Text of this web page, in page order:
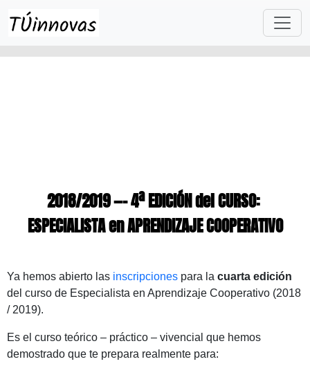
2018/2019 —– 4ª EDICIÓN del CURSO:
ESPECIALISTA en APRENDIZAJE COOPERATIVO
Ya hemos abierto las inscripciones para la cuarta edición
del curso de Especialista en Aprendizaje Cooperativo (2018
/ 2019).
Es el curso teórico – práctico – vivencial que hemos
demostrado que te prepara realmente para: